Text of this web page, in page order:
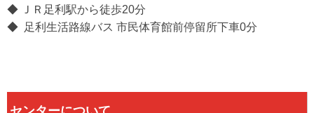
◆ ＪＲ足利駅から徒歩20分
◆ 足利生活路線バス 市民体育館前停留所下車0分